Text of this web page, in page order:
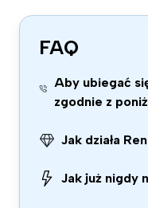
FAQ
Aby ubiegać
zgodnie z
Jak działa
Jak już nigdy